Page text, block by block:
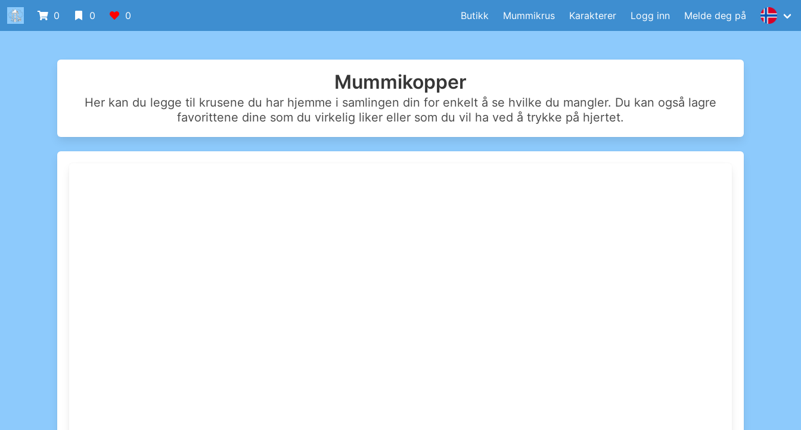
0 0 0 Butikk Mummikrus Karakterer Logg inn Melde deg på
Mummikopper
Her kan du legge til krusene du har hjemme i samlingen din for enkelt å se hvilke du mangler. Du kan også lagre
favorittene dine som du virkelig liker eller som du vil ha ved å trykke på hjertet.